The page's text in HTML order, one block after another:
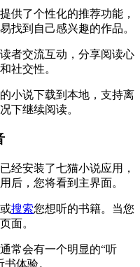
供了个性化的推荐功能，
找到自己感兴趣的作品。
者交流互动，分享阅读心
社交性。
小说下载到本地，支持离
下继续阅读。
经安装了七猫小说应用，
后，您将看到主界面。‌
搜索您想听的书籍。当您
面。
常会有一个明显的“听
体验。